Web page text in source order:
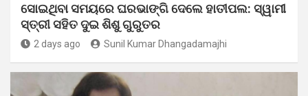
ସୋଇଥିବା ସମୟରେ ଘରଭାଙ୍ଗି ଦେଲେ ହାତୀପଲ: ସ୍ୱାମୀ
ସ୍ତ୍ରୀ ସହିତ ଦୁଇ ଶିଶୁ ଗୁରୁତର
2 days ago Sunil Kumar Dhangadamajhi